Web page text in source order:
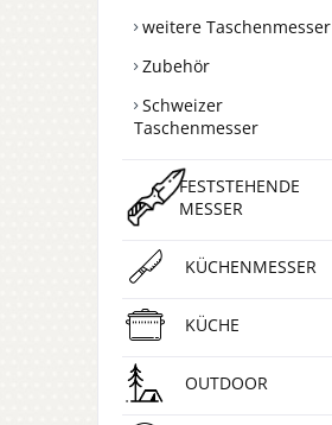
weitere Taschenmesser
Zubehör
Schweizer
Taschenmesser
FESTSTEHENDE
MESSER
KÜCHENMESSER
KÜCHE
OUTDOOR